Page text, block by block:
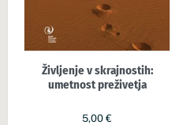
Življenje v skrajnostih:
umetnost preživetja
5,00€